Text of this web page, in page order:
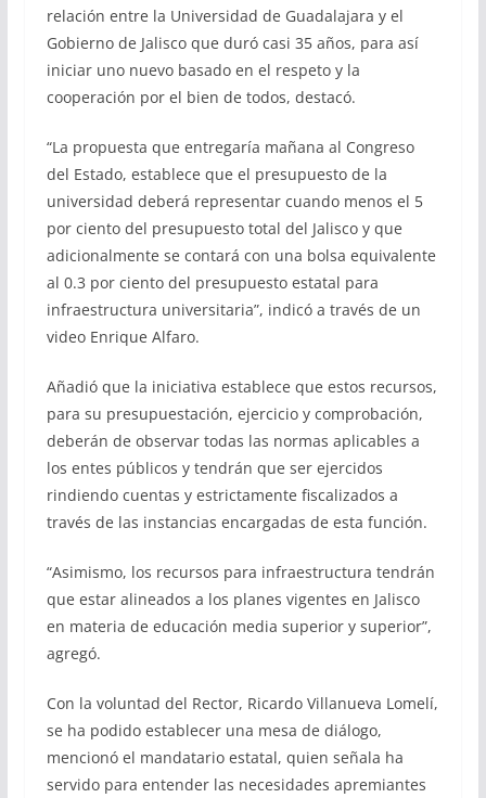
relación entre la Universidad de Guadalajara y el
Gobierno de Jalisco que duró casi 35 años, para así
iniciar uno nuevo basado en el respeto y la
cooperación por el bien de todos, destacó.
“La propuesta que entregaría mañana al Congreso
del Estado, establece que el presupuesto de la
universidad deberá representar cuando menos el 5
por ciento del presupuesto total del Jalisco y que
adicionalmente se contará con una bolsa equivalente
al 0.3 por ciento del presupuesto estatal para
infraestructura universitaria”, indicó a través de un
video Enrique Alfaro.
Añadió que la iniciativa establece que estos recursos,
para su presupuestación, ejercicio y comprobación,
deberán de observar todas las normas aplicables a
los entes públicos y tendrán que ser ejercidos
rindiendo cuentas y estrictamente fiscalizados a
través de las instancias encargadas de esta función.
“Asimismo, los recursos para infraestructura tendrán
que estar alineados a los planes vigentes en Jalisco
en materia de educación media superior y superior”,
agregó.
Con la voluntad del Rector, Ricardo Villanueva Lomelí,
se ha podido establecer una mesa de diálogo,
mencionó el mandatario estatal, quien señala ha
servido para entender las necesidades apremiantes